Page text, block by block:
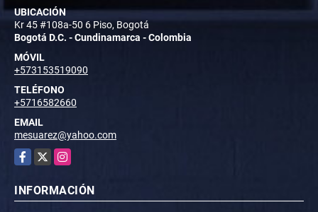
UBICACIÓN
Kr 45 #108a-50 6 Piso, Bogotá
Bogotá D.C. - Cundinamarca - Colombia
MÓVIL
+573153519090
TELÉFONO
+5716582660
EMAIL
mesuarez@yahoo.com
Facebook
X Instagram
INFORMACIÓN